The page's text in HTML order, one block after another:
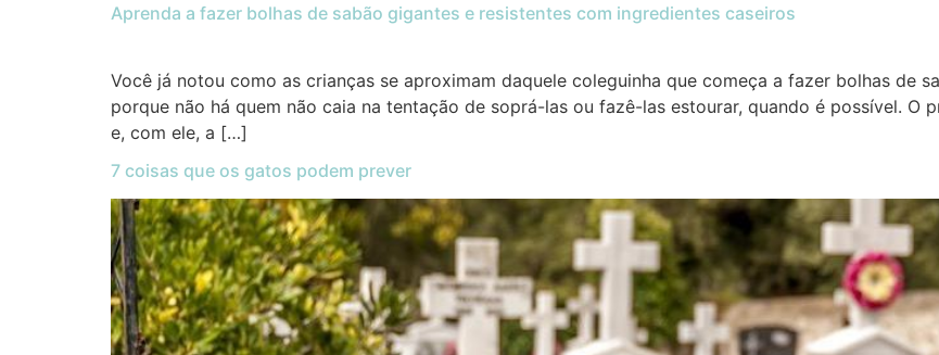
Aprenda a fazer bolhas de sabão gigantes e resistentes com ingredientes caseiros
Você já notou como as crianças se aproximam daquele coleguinha que começa a fazer bolhas de
porque não há quem não caia na tentação de soprá-las ou fazê-las estourar, quando é possível. O
e, com ele, a […]
7 coisas que os gatos podem prever